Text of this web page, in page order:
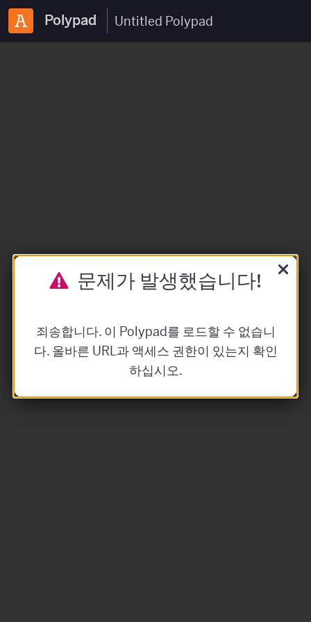
Polypad
문제가 발생했습니다!
죄송합니다. 이 Polypad를 로드할 수 없습니
다. 올바른 URL과 액세스 권한이 있는지 확인
하십시오.